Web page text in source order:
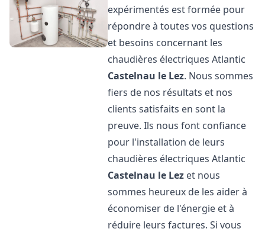
expérimentés est formée pour
répondre à toutes vos questions
et besoins concernant les
chaudières électriques Atlantic
Castelnau le Lez. Nous sommes
fiers de nos résultats et nos
clients satisfaits en sont la
preuve. Ils nous font confiance
pour l'installation de leurs
chaudières électriques Atlantic
Castelnau le Lez et nous
sommes heureux de les aider à
économiser de l'énergie et à
réduire leurs factures. Si vous